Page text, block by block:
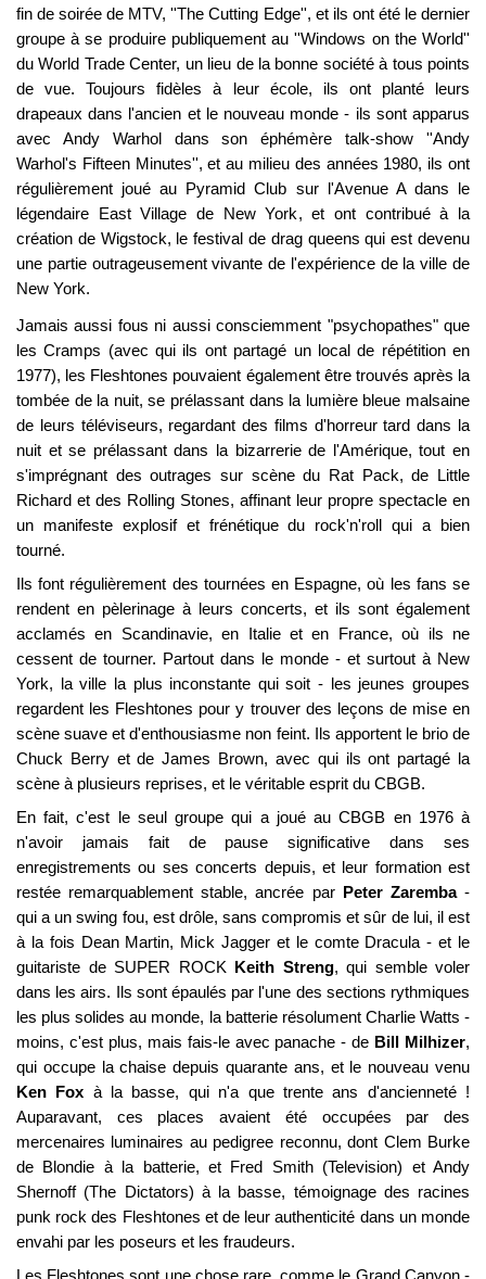
fin de soirée de MTV, ''The Cutting Edge'', et ils ont été le dernier
groupe à se produire publiquement au ''Windows on the World''
du World Trade Center, un lieu de la bonne société à tous points
de vue. Toujours fidèles à leur école, ils ont planté leurs
drapeaux dans l'ancien et le nouveau monde - ils sont apparus
avec Andy Warhol dans son éphémère talk-show ''Andy
Warhol's Fifteen Minutes'', et au milieu des années 1980, ils ont
régulièrement joué au Pyramid Club sur l'Avenue A dans le
légendaire East Village de New York, et ont contribué à la
création de Wigstock, le festival de drag queens qui est devenu
une partie outrageusement vivante de l'expérience de la ville de
New York.
Jamais aussi fous ni aussi consciemment "psychopathes" que
les Cramps (avec qui ils ont partagé un local de répétition en
1977), les Fleshtones pouvaient également être trouvés après la
tombée de la nuit, se prélassant dans la lumière bleue malsaine
de leurs téléviseurs, regardant des films d'horreur tard dans la
nuit et se prélassant dans la bizarrerie de l'Amérique, tout en
s'imprégnant des outrages sur scène du Rat Pack, de Little
Richard et des Rolling Stones, affinant leur propre spectacle en
un manifeste explosif et frénétique du rock'n'roll qui a bien
tourné.
Ils font régulièrement des tournées en Espagne, où les fans se
rendent en pèlerinage à leurs concerts, et ils sont également
acclamés en Scandinavie, en Italie et en France, où ils ne
cessent de tourner. Partout dans le monde - et surtout à New
York, la ville la plus inconstante qui soit - les jeunes groupes
regardent les Fleshtones pour y trouver des leçons de mise en
scène suave et d'enthousiasme non feint. Ils apportent le brio de
Chuck Berry et de James Brown, avec qui ils ont partagé la
scène à plusieurs reprises, et le véritable esprit du CBGB.
En fait, c'est le seul groupe qui a joué au CBGB en 1976 à
n'avoir jamais fait de pause significative dans ses
enregistrements ou ses concerts depuis, et leur formation est
restée remarquablement stable, ancrée par
Peter Zaremba-
qui a un swing fou, est drôle, sans compromis et sûr de lui, il est
à la fois Dean Martin, Mick Jagger et le comte Dracula - et le
guitariste de SUPER ROCK
Keith Streng, qui semble voler
dans les airs. Ils sont épaulés par l'une des sections rythmiques
les plus solides au monde, la batterie résolument Charlie Watts -
moins, c'est plus, mais fais-le avec panache - de Bill Milhizer,
qui occupe la chaise depuis quarante ans, et le nouveau venu
Ken Fox à la basse, qui n'a que trente ans d'ancienneté !
Auparavant, ces places avaient été occupées par des
mercenaires luminaires au pedigree reconnu, dont Clem Burke
de Blondie à la batterie, et Fred Smith (Television) et Andy
Shernoff (The Dictators) à la basse, témoignage des racines
punk rock des Fleshtones et de leur authenticité dans un monde
envahi par les poseurs et les fraudeurs.